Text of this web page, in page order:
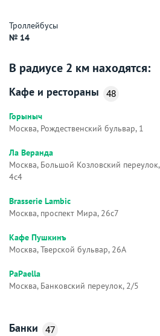
Троллейбусы
№ 14
В радиусе 2 км находятся:
Кафе и рестораны 48
Горыныч
Москва, Рождественский бульвар, 1
Ла Веранда
Москва, Большой Козловский переулок,
4с4
Brasserie Lambic
Москва, проспект Мира, 26с7
Кафе Пушкинъ
Москва, Тверской бульвар, 26А
PaPaella
Москва, Банковский переулок, 2/5
Банки 47